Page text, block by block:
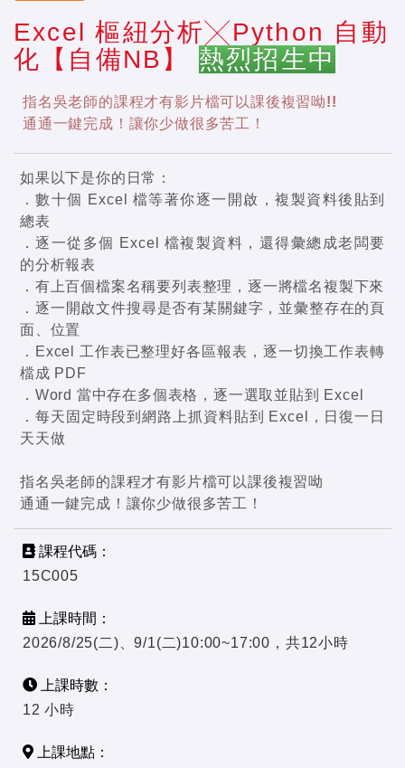
Excel 樞紐分析╳Python 自動
化【自備NB】 熱烈招生中
指名吳老師的課程才有影片檔可以課後複習呦!!
通通一鍵完成！讓你少做很多苦工！
如果以下是你的日常：
．數十個 Excel 檔等著你逐一開啟，複製資料後貼到
總表
．逐一從多個 Excel 檔複製資料，還得彙總成老闆要
的分析報表
．有上百個檔案名稱要列表整理，逐一將檔名複製下來
．逐一開啟文件搜尋是否有某關鍵字，並彙整存在的頁
面、位置
．Excel 工作表已整理好各區報表，逐一切換工作表轉
檔成 PDF
．Word 當中存在多個表格，逐一選取並貼到 Excel
．每天固定時段到網路上抓資料貼到 Excel，日復一日
天天做
指名吳老師的課程才有影片檔可以課後複習呦
通通一鍵完成！讓你少做很多苦工！
課程代碼：
15C005
上課時間：
2026/8/25(二)、9/1(二)10:00~17:00，共12小時
上課時數：
12 小時
上課地點：